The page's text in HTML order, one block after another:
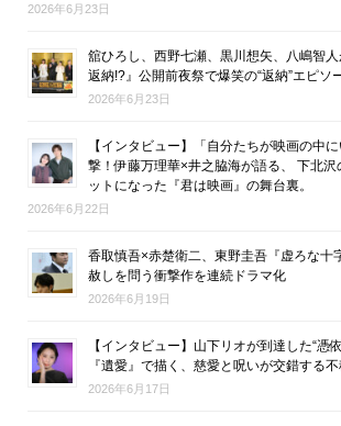
2026年6月23日
舘ひろし、西野七瀬、黒川想矢、八嶋智
返納!?』公開前夜祭で爆笑の“返納”エピソ
2026年6月23日
【インタビュー】「自分たちが映画の中
撃！伊藤万理華×井之脇海が語る、 下北沢
ットになった『君は映画』の舞台裏。
2026年6月22日
香取慎吾×赤楚衛二、東野圭吾『虚ろな
赦しを問う衝撃作を連続ドラマ化
2026年6月19日
【インタビュー】山下リオが到達した“
『遺愛』で描く、慈愛と呪いが交錯する
2026年6月17日